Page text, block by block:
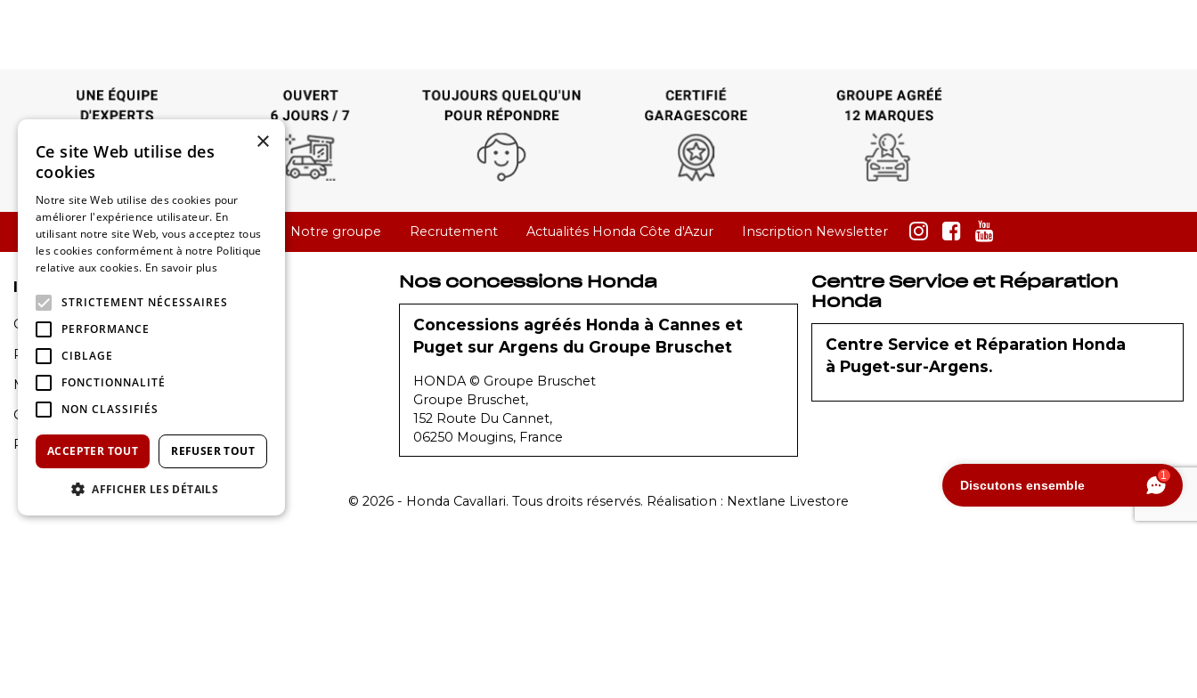
Contact Notre groupe Recrutement Actualités Honda Côte d'Azur Inscription Newsletter
INFORMATIONS
Contactez-nous
Rendez-vous atelier Honda
Mentions légales
Gestion des cookies
Politique de confidentialité
Nos concessions Honda
Concessions agréés Honda à Cannes et
Puget sur Argens du Groupe Bruschet
HONDA © Groupe Bruschet
Groupe Bruschet,
152 Route Du Cannet,
06250 Mougins, France
Centre Service et Réparation
Honda
Centre Service et Réparation Honda
à Puget-sur-Argens.
© 2026 - Honda Cavallari. Tous droits réservés. Réalisation : Nextlane Livestore
Discutons ensemble
1
×
Ce site Web utilise des
cookies
Notre site Web utilise des cookies pour
améliorer l'expérience utilisateur. En
utilisant notre site Web, vous acceptez tous
les cookies conformément à notre Politique
relative aux cookies. En savoir plus
STRICTEMENT NÉCESSAIRES
PERFORMANCE
CIBLAGE
FONCTIONNALITÉ
NON CLASSIFIÉS
ACCEPTER TOUT REFUSER TOUT
AFFICHER LES DÉTAILS